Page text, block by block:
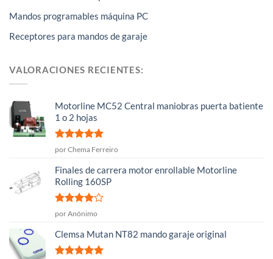
Mandos programables máquina PC
Receptores para mandos de garaje
VALORACIONES RECIENTES:
Motorline MC52 Central maniobras puerta batiente
1 o 2 hojas
Valorado
por Chema Ferreiro
Finales de carrera motor enrollable Motorline
Rolling 160SP
Valorado
5
por Anónimo
Clemsa Mutan NT82 mando garaje original